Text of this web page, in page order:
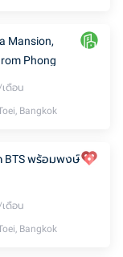
Mansion,
Phong
ดือน
Bangkok
BTS พร้อมพงษ์
ดือน
Bangkok